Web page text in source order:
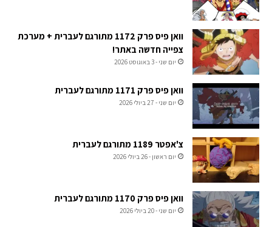
וואן פיס פרק 1172 מתורגם לעברית + מערכת
צפייה חדשה באתר!
יום שני - 3 באוגוסט 2026
וואן פיס פרק 1171 מתורגם לעברית
יום שני - 27 ביולי 2026
צ'אפטר 1189 מתורגם לעברית
יום ראשון - 26 ביולי 2026
וואן פיס פרק 1170 מתורגם לעברית
יום שני - 20 ביולי 2026